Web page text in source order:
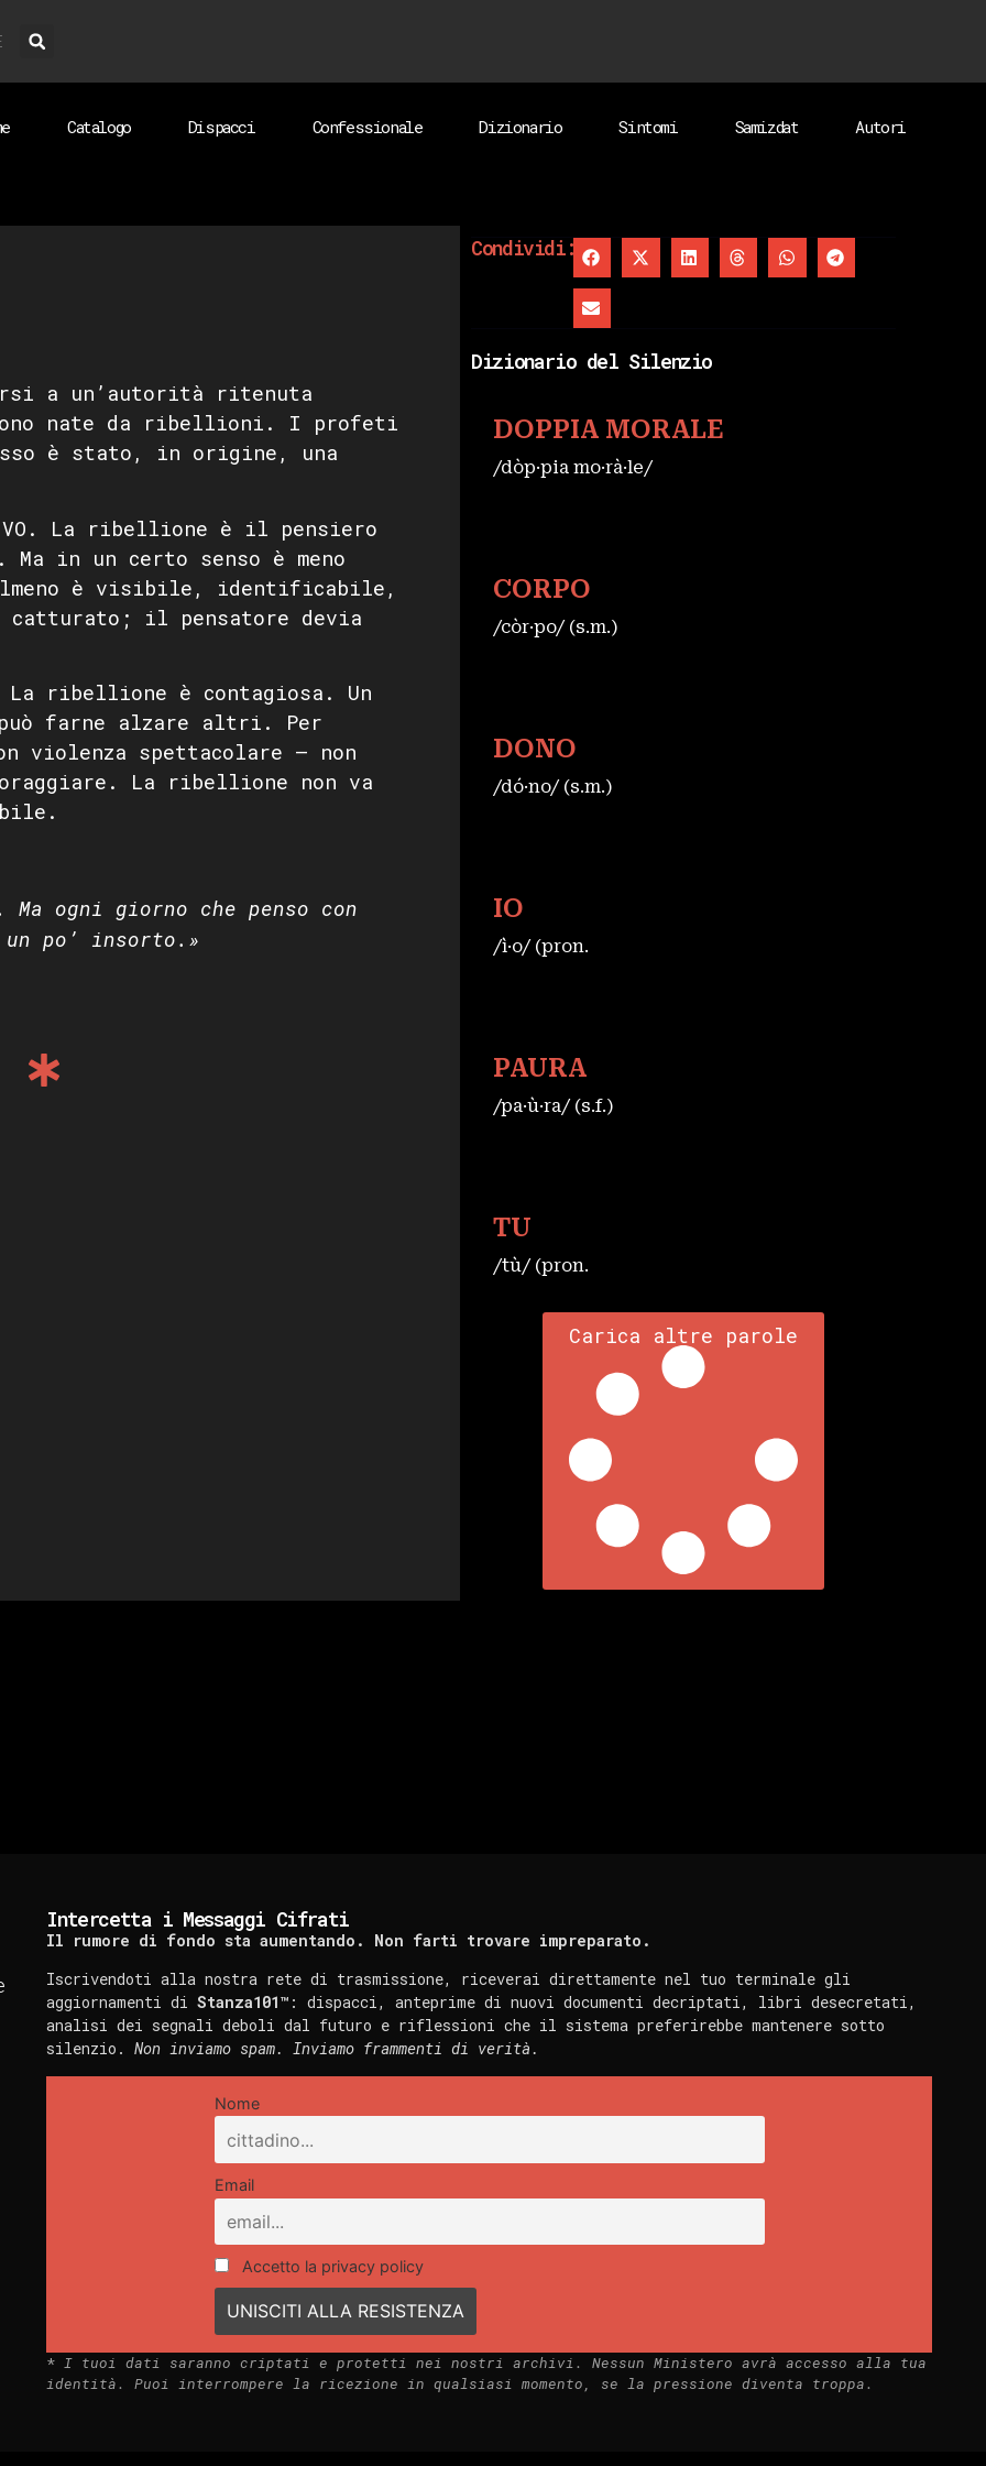
Catalogo Dispacci Confessionale Dizionario Sintomi Samizdat Autori
a un’autorità ritenuta
nate da ribellioni. I profeti
è stato, in origine, una
La ribellione è il pensiero
in un certo senso è meno
è visibile, identificabile,
il pensatore devia
ribellione è contagiosa. Un
farne alzare altri. Per
violenza spettacolare — non
La ribellione non va
ogni giorno che penso con
po’ insorto.»
Condividi:
Dizionario del Silenzio
DOPPIA MORALE
/dòp·pia mo·rà·le/
CORPO
/còr·po/ (s.m.)
DONO
/dó·no/ (s.m.)
IO
/ì·o/ (pron.
PAURA
/pa·ù·ra/ (s.f.)
TU
/tù/ (pron.
Carica altre parole
Intercetta i Messaggi Cifrati
Il rumore di fondo sta aumentando. Non farti trovare impreparato.
Iscrivendoti alla nostra rete di trasmissione, riceverai direttamente nel tuo terminale gli
aggiornamenti diStanza101™ : dispacci, anteprime di nuovi documenti decriptati, libri desecretati,
analisi dei segnali deboli dal futuro e riflessioni che il sistema preferirebbe mantenere sotto
silenzio.Non inviamo spam. Inviamo frammenti di verità.
Nome
Email
Accetto la privacy policy
*I tuoi dati saranno criptati e protetti nei nostri archivi. Nessun Ministero avrà accesso alla tua
identità. Puoi interrompere la ricezione in qualsiasi momento, se la pressione diventa troppa.